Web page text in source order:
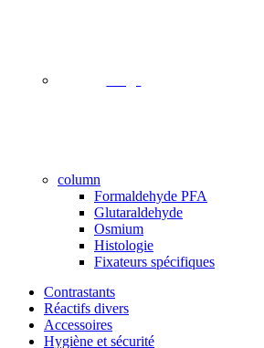
column
Formaldehyde PFA
Glutaraldehyde
Osmium
Histologie
Fixateurs spécifiques
Contrastants
Réactifs divers
Accessoires
Hygiène et sécurité